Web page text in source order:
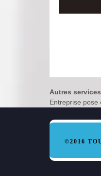
Autres services
Entreprise pose
©2016